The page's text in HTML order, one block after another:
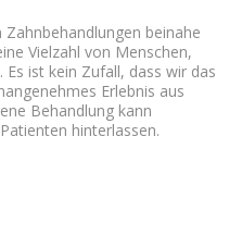
beinahe
Vielzahl von Menschen,
ist kein Zufall, dass wir das
Erlebnis aus
Behandlung kann
hinterlassen.